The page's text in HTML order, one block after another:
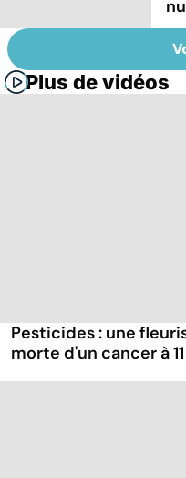
Plus de vidéos
Pesticides : une
morte d'un cancer à